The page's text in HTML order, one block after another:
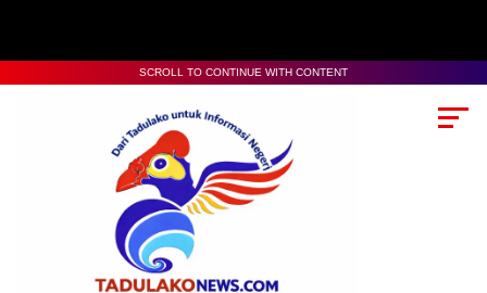
SCROLL TO CONTINUE WITH CONTENT